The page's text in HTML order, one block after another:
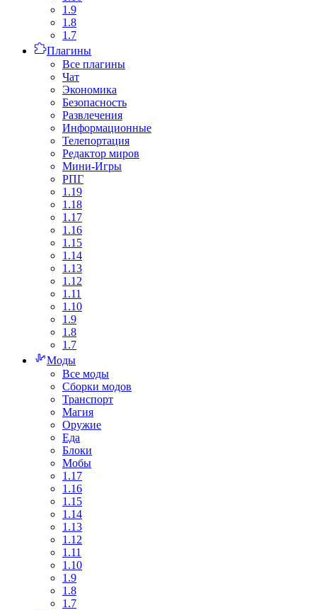
1.9
1.8
1.7
Плагины
Все плагины
Чат
Экономика
Безопасность
Развлечения
Информационные
Телепортация
Редактор миров
Мини-Игры
РПГ
1.19
1.18
1.17
1.16
1.15
1.14
1.13
1.12
1.11
1.10
1.9
1.8
1.7
Моды
Все моды
Сборки модов
Транспорт
Магия
Оружие
Еда
Блоки
Мобы
1.17
1.16
1.15
1.14
1.13
1.12
1.11
1.10
1.9
1.8
1.7